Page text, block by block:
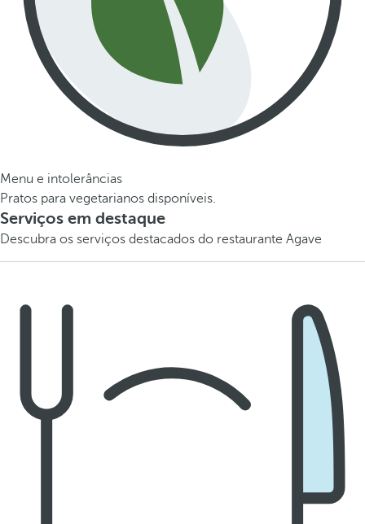
Menu e intolerâncias
Pratos para vegetarianos disponíveis.
Serviços em destaque
Descubra os serviços destacados do restaurante Agave